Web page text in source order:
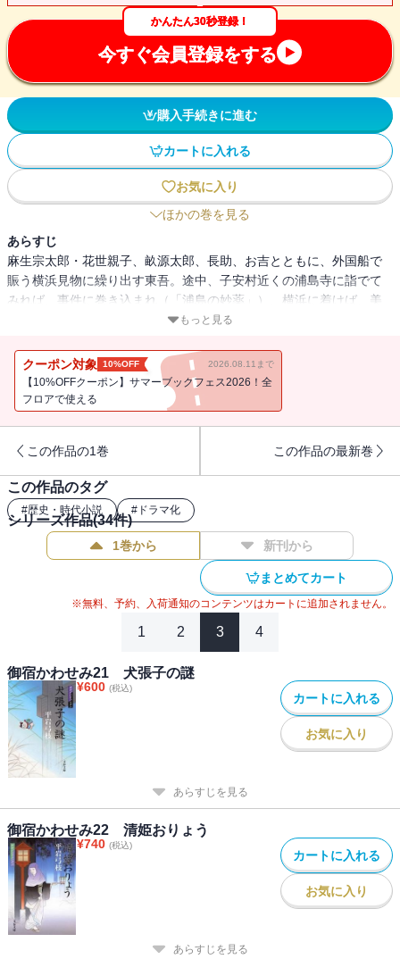
かんたん30秒登録！
今すぐ会員登録をする
購入手続きに進む
カートに入れる
お気に入り
ほかの巻を見る
あらすじ
麻生宗太郎・花世親子、畝源太郎、長助、お吉とともに、外国船で
賑う横浜見物に繰り出す東吾。途中、子安村近くの浦島寺に詣でて
みれば、事件に巻き込まれ（「浦島の妙薬」）、横浜に着けば、美
人局（つつもたせ）に身ぐるみはがされて、首をくくろうとした英
の異国情緒が花を添えた表題作ほか、子供の頃別れた母と娘の切な
い行き違いを描いた「鬼ごっこ」、「烏頭坂今昔」「鬼女の息子」
など全８篇収録。
もっと見る
クーポン対象 10%OFF 2026.08.11まで
【10%OFFクーポン】サマーブックフェス2026！全
フロアで使える
この作品の1巻 この作品の最新巻
この作品のタグ
#歴史・時代小説 # ドラマ化
シリーズ作品(34件)
1巻から 新刊から
まとめてカート
※無料、予約、入荷通知のコンテンツはカートに追加されません。
1 2 3 4
御宿かわせみ21 犬張子の謎
¥600 (税込)
カートに入れる
お気に入り
あらすじを見る
御宿かわせみ22 清姫おりょう
¥740 (税込)
カートに入れる
お気に入り
あらすじを見る